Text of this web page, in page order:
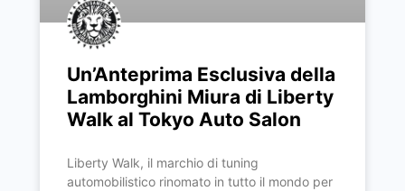
Un’Anteprima Esclusiva della
Lamborghini Miura di Liberty
Walk al Tokyo Auto Salon
Liberty Walk, il marchio di tuning
automobilistico rinomato in tutto il mondo per